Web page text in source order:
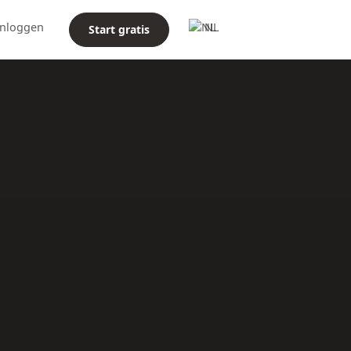
Start gratis NL